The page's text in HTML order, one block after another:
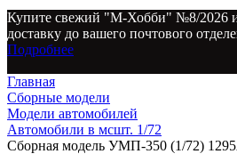
Купите свежий "М-Хобби" №8/2026 и
доставку до вашего почтового
Подробнее
Главная
Сборные модели
Модели автомобилей
Автомобили в мсшт. 1/72
Сборная модель УМП-350 (1/72)